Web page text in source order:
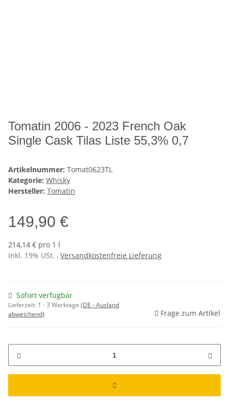
Tomatin 2006 - 2023 French Oak
Single Cask Tilas Liste 55,3% 0,7
Artikelnummer: Tomat0623TL
Kategorie: Whisky
Hersteller: Tomatin
149,90 €
214,14 € pro 1 l
inkl. 19% USt. , Versandkostenfreie Lieferung
Sofort verfügbar
Lieferzeit: 1 - 3 Werktage (DE - Ausland
abweichend)
Frage zum Artikel